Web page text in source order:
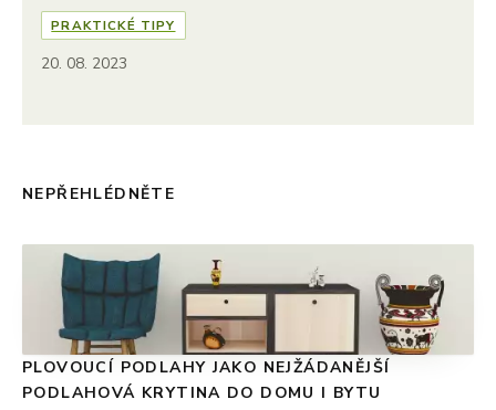
PRAKTICKÉ TIPY
20. 08. 2023
NEPŘEHLÉDNĚTE
PLOVOUCÍ PODLAHY JAKO NEJŽÁDANĚJŠÍ
PODLAHOVÁ KRYTINA DO DOMU I BYTU